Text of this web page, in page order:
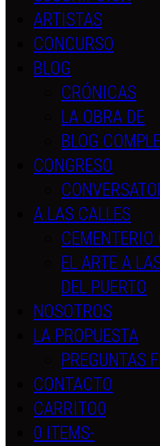
ARTISTAS
CONCURSO
BLOG
CRÓNICAS
LA OBRA DE
BLOG
CONGRESO
A LAS CALLES
EL ARTE A
DEL PUERTO
NOSOTROS
LA PROPUESTA
PREGUNTAS
CONTACTO
CARRITO0
0 ITEMS-